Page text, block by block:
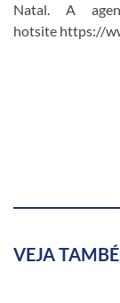
Natal. A
hotsite https://
VEJA